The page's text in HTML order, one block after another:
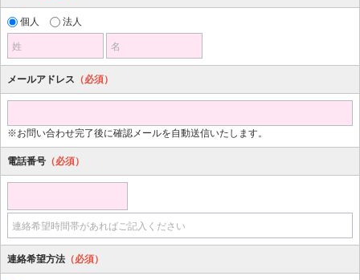
個人 法人
姓 名
メールアドレス （必須）
※お問い合わせ完了後に確認メールを自動送信いたします。
電話番号 （必須）
連絡希望時間帯があればご記入ください
連絡希望方法 （必須）